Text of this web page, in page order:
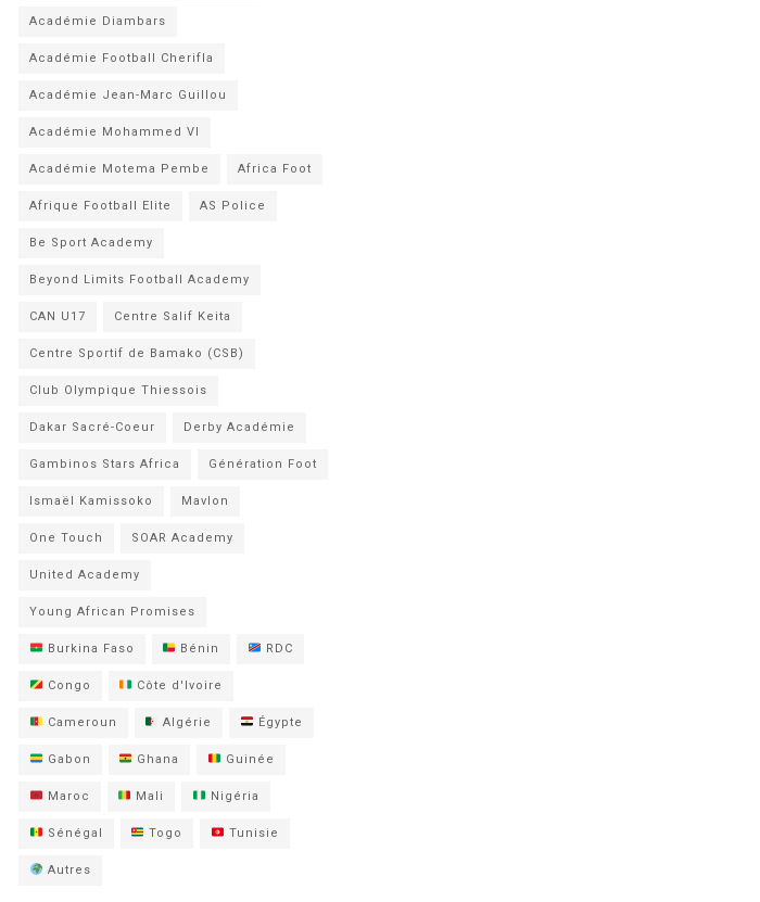
Académie Diambars
Académie Football Cherifla
Académie Jean-Marc Guillou
Académie Mohammed VI
Académie Motema Pembe Africa Foot
Afrique Football Elite AS Police
Be Sport Academy
Beyond Limits Football Academy
CAN U17 Centre Salif Keita
Centre Sportif de Bamako (CSB)
Club Olympique Thiessois
Dakar Sacré-Coeur Derby Académie
Gambinos Stars Africa Génération Foot
Ismaël Kamissoko Mavlon
One Touch SOAR Academy
United Academy
Young African Promises
Burkina Faso Bénin RDC
Congo Côte d'Ivoire
Cameroun Algérie Égypte
Gabon Ghana Guinée
Maroc Mali Nigéria
Sénégal Togo Tunisie
Autres